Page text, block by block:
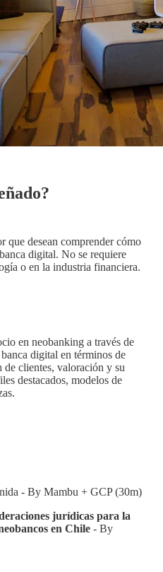
que desean comprender cómo
digital. No se requiere
o en la industria financiera.
en neobanking a través de
digital en términos de
clientes, valoración y su
destacados, modelos de
- By Mambu + GCP (30m)
jurídicas para la
en Chile - By